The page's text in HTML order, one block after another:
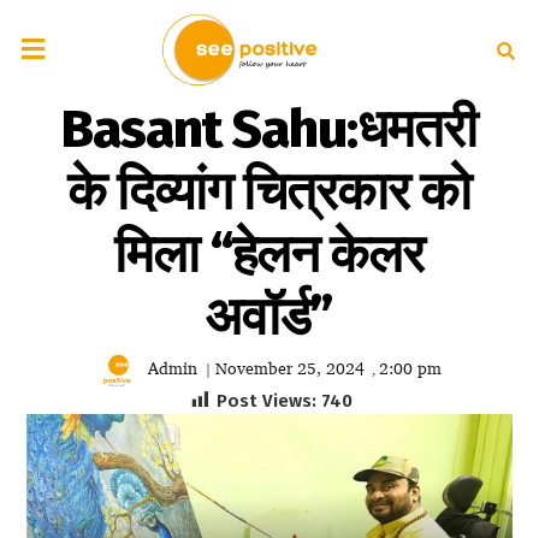
Basant Sahu:धमतरी
के दिव्यांग चित्रकार को
मिला “हेलन केलर
अवॉर्ड”
Admin | November 25, 2024 , 2:00 pm
Post Views: 740